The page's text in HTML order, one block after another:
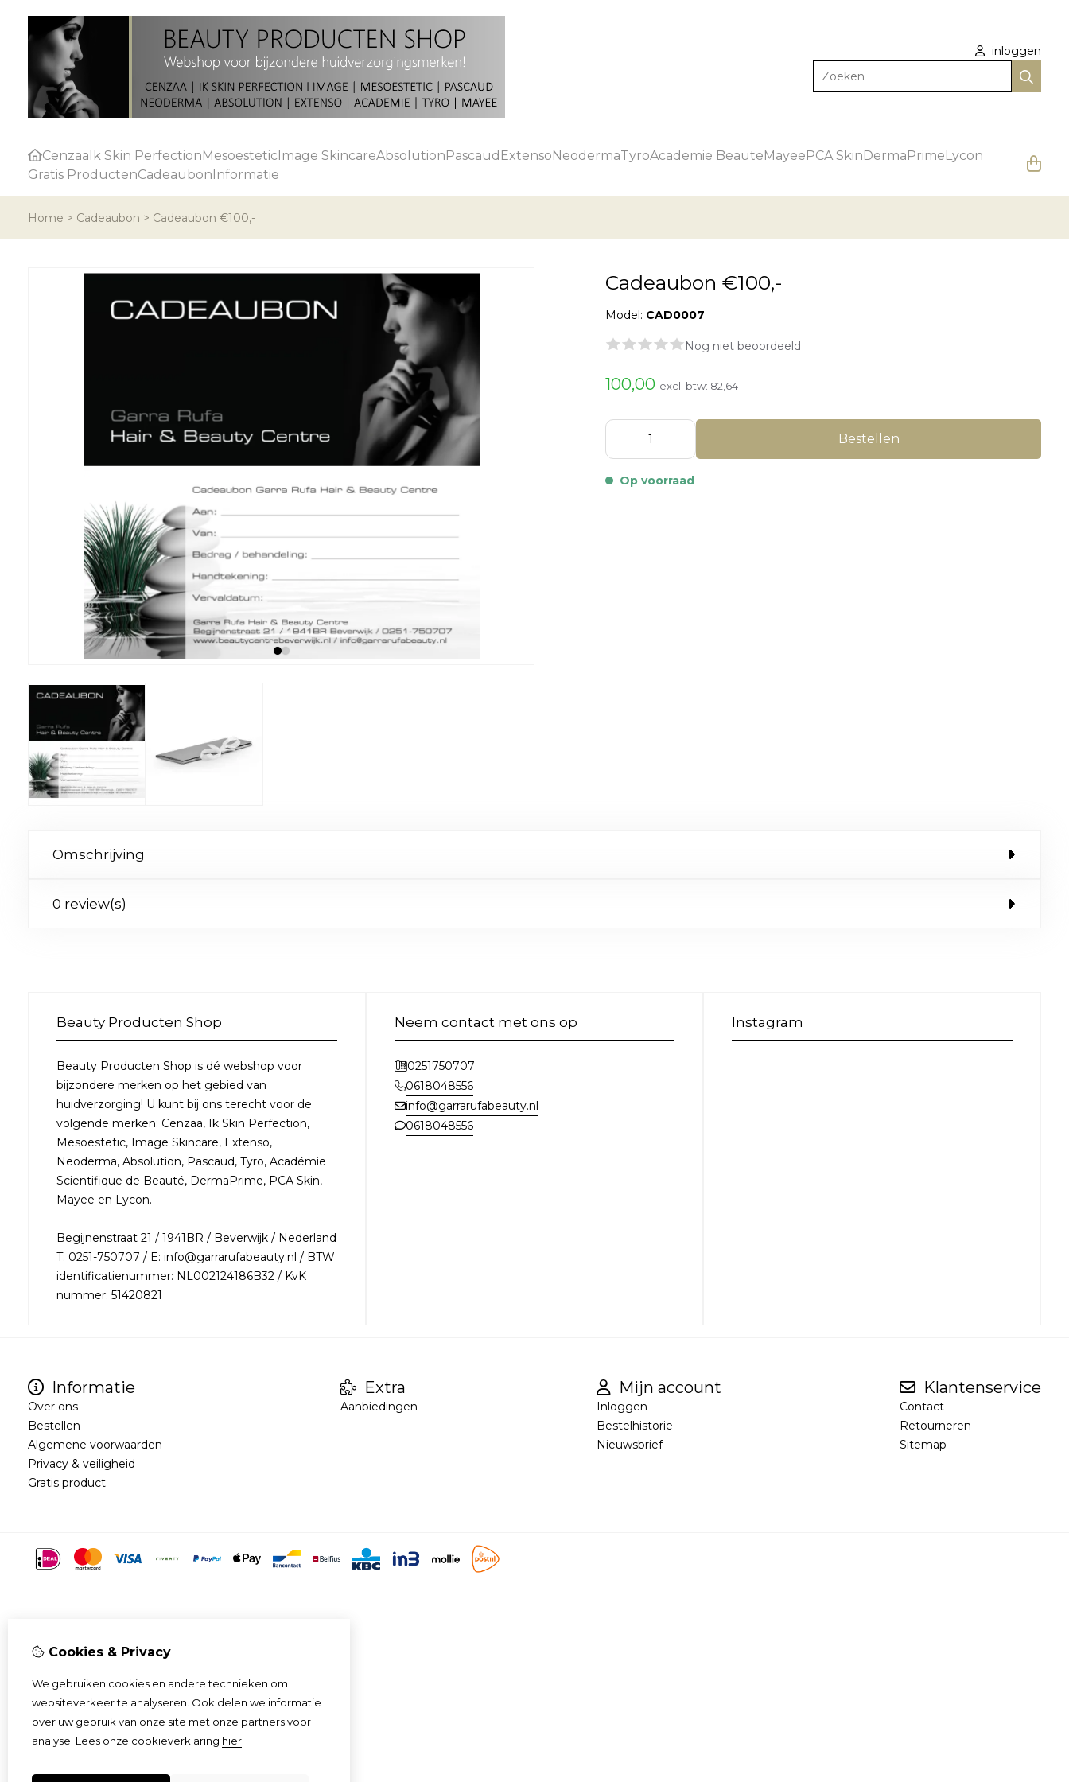
inloggen
Zoeken
CenzaaIk Skin PerfectionMesoesteticImage SkincareAbsolutionPascaud ExtensoNeodermaTyroAcademie BeauteMayeePCA SkinDermaPrimeLycon
Gratis ProductenCadeaubonInformatie
Home > Cadeaubon > Cadeaubon €100,-
Cadeaubon €100,-
Model: CAD0007
Nog niet beoordeeld
100,00 excl. btw: 82,64
Bestellen
Op voorraad
Omschrijving
0 review(s)
Beauty Producten Shop
Beauty Producten Shop is dé webshop voor
bijzondere merken op het gebied van
huidverzorging! U kunt bij ons terecht voor de
volgende merken: Cenzaa, Ik Skin Perfection,
Mesoestetic, Image Skincare, Extenso,
Neoderma, Absolution, Pascaud, Tyro, Académie
Scientifique de Beauté, DermaPrime, PCA Skin,
Mayee en Lycon.
Begijnenstraat 21 / 1941BR / Beverwijk / Nederland
T: 0251-750707 / E: info@garrarufabeauty.nl / BTW
identificatienummer: NL002124186B32 / KvK
nummer: 51420821
Neem contact met ons op
0251750707
0618048556
info@garrarufabeauty.nl
0618048556
Instagram
Informatie
Over ons
Bestellen
Algemene voorwaarden
Privacy & veiligheid
Gratis product
Extra
Aanbiedingen
Mijn account
Inloggen
Bestelhistorie
Nieuwsbrief
Klantenservice
Contact
Retourneren
Sitemap
Cookies & Privacy
We gebruiken cookies en andere technieken om
websiteverkeer te analyseren. Ook delen we informatie
over uw gebruik van onze site met onze partners voor
analyse. Lees onze cookieverklaring hier